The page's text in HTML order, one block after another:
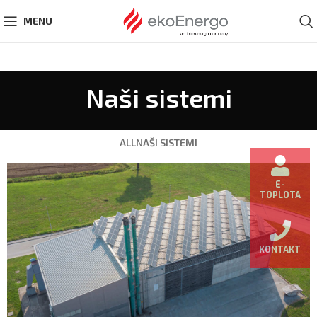
MENU
Naši sistemi
ALLNAŠI SISTEMI
E-
TOPLOTA
KONTAKT